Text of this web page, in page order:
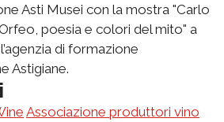
Asti Musei con la mostra "Carlo
poesia e colori del mito" a
di formazione
Astigiane.
Associazione produttori vino